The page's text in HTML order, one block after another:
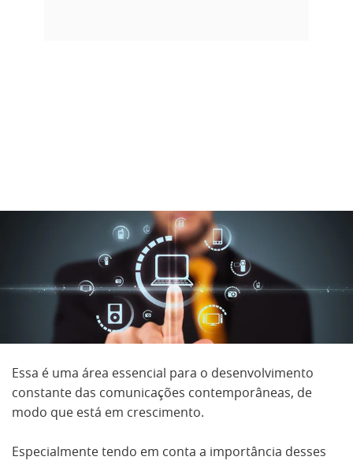
Essa é uma área essencial para o desenvolvimento
constante das comunicações contemporâneas, de
modo que está em crescimento.
Especialmente tendo em conta a importância desses